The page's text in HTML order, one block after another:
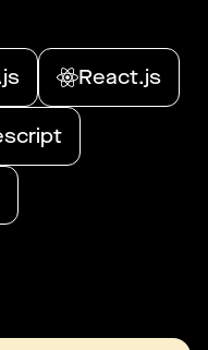
React.js